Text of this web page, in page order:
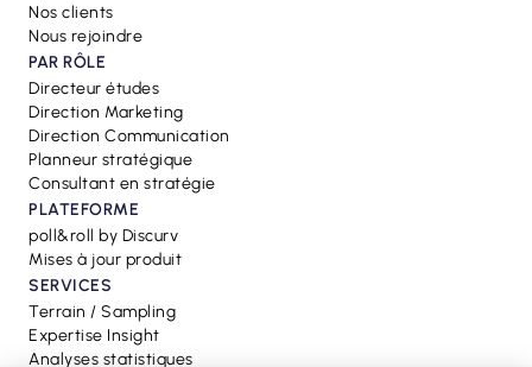
Nos clients
Nous rejoindre
PAR RÔLE
Directeur études
Direction Marketing
Direction Communication
Planneur stratégique
Consultant en stratégie
PLATEFORME
poll&roll by Discurv
Mises à jour produit
SERVICES
Terrain / Sampling
Expertise Insight
Analyses statistiques